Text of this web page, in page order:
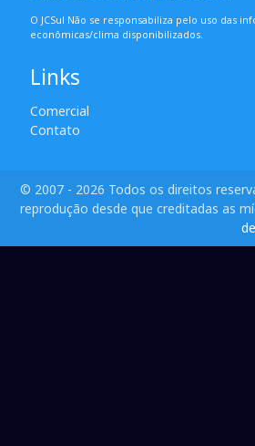
O JCSul Não se responsabiliza pelo uso das
econômicas/clima disponibilizados.
Links
Comercial
Contato
© 2007 - 2026 Todos os direitos
reprodução desde que creditadas as